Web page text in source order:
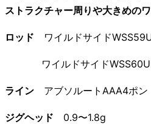
ストラクチャー周りや大きめの
ロッド ワイルドサイド
ワイルドサイド
ライン アブソルートAAA4ポン
ジグヘッド 0.9〜1.8g